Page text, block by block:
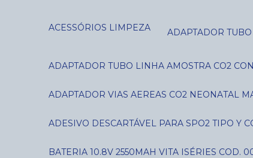
ACESSÓRIOS LIMPEZA ADAPTADOR
ADAPTADOR TUBO LINHA AMOSTRA CO2
ADAPTADOR VIAS AEREAS CO2 NEONATAL
ADESIVO DESCARTÁVEL PARA SPO2 TIPO Y
BATERIA 10.8V 2550MAH VITA ISÉRIES COD.